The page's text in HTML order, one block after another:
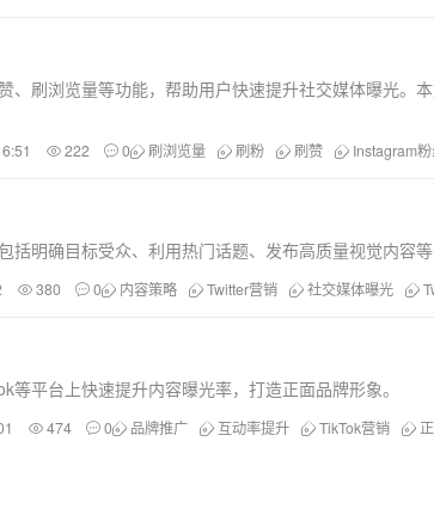
刷浏览量等功能，帮助用户快速提升社交媒体曝光。
222 0 刷浏览量 刷粉 刷赞 Instagram粉
明确目标受众、利用热门话题、发布高质量视觉内容等
380 0 内容策略 Twitter营销 社交媒体曝光
平台上快速提升内容曝光率，打造正面品牌形象。
474 0 品牌推广 互动率提升 TikTok营销